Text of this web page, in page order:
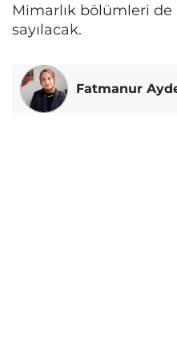
Mimarlık bölümleri
sayılacak.
Fatmanur